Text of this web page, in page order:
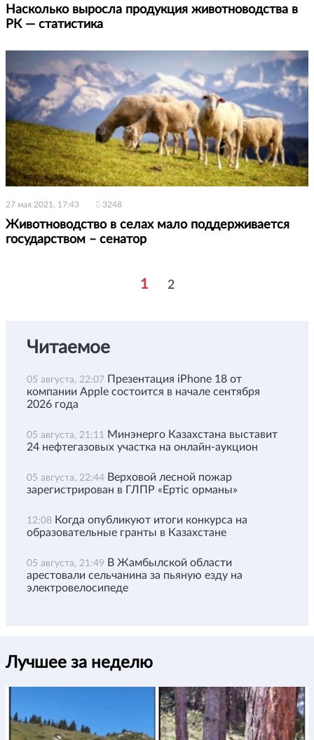
Насколько выросла продукция животноводства в
РК — статистика
27 мая 2021, 17:43 3248
Животноводство в селах мало поддерживается
государством – сенатор
1 2
Читаемое
05 августа, 22:07 Презентация iPhone 18 от
компании Apple состоится в начале сентября
2026 года
05 августа, 21:11
Минэнерго Казахстана выставит
24 нефтегазовых участка на онлайн-аукцион
05 августа, 22:44 Верховой лесной пожар
зарегистрирован в ГЛПР «Ертіс орманы»
12:08 Когда опубликуют итоги конкурса на
образовательные гранты в Казахстане
05 августа, 21:49 В Жамбылской области
арестовали сельчанина за пьяную езду на
электровелосипеде
Лучшее за неделю